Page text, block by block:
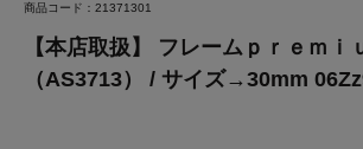
商品コード：21371301
【本店取扱】 フレームｐｒｅｍｉ
（AS3713） / サイズ→30mm